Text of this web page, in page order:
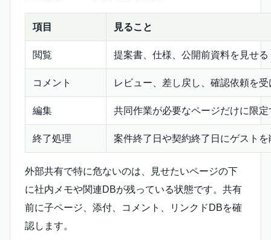
項目 見ること
閲覧 提案書、仕様、公開前資料を見せる
コメント レビュー、差し戻し、確認依頼を受
編集 共同作業が必要なページだけに限定
終了処理 案件終了日や契約終了日にゲストを
外部共有で特に危ないのは、見せたいページの下
に社内メモや関連DBが残っている状態です。共有
前に子ページ、添付、コメント、リンクドDBを確
認します。